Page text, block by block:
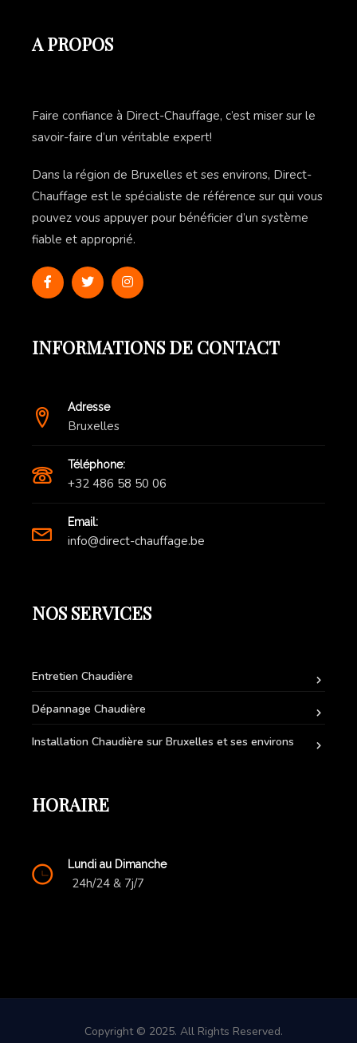
A PROPOS
Faire confiance à Direct-Chauffage, c’est miser sur le
savoir-faire d’un véritable expert!
Dans la région de Bruxelles et ses environs, Direct-
Chauffage est le spécialiste de référence sur qui vous
pouvez vous appuyer pour bénéficier d’un système
fiable et approprié.
INFORMATIONS DE CONTACT
Adresse
Bruxelles
Téléphone:
+32 486 58 50 06
Email:
info@direct-chauffage.be
NOS SERVICES
Entretien Chaudière
Dépannage Chaudière
Installation Chaudière sur Bruxelles et ses environs
HORAIRE
Lundi au Dimanche
24h/24 & 7j/7
Copyright © 2025. All Rights Reserved.